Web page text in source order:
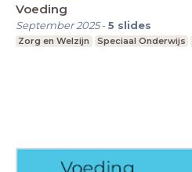
Voeding
September 2025-5 slides
Zorg en Welzijn Speciaal Onderwijs